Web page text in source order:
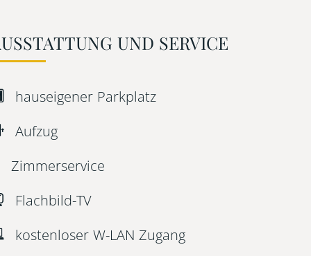
UND SERVICE
hauseigener Parkplatz
Aufzug
Zimmerservice
Flachbild-TV
kostenloser W-LAN Zugang